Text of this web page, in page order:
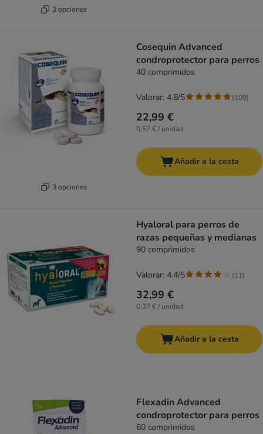
3 opciones
3 opciones
Cosequin Advanced
condroprotector para perros
40 comprimidos
22,99 €
0,57 € / unidad
Valorar: 4.6/5 (109)
Añadir a la cesta
Hyaloral para perros de
razas pequeñas y medianas
90 comprimidos
32,99 €
0,37 € / unidad
Valorar: 4.4/5 (11)
Añadir a la cesta
Flexadin Advanced
condroprotector para perros
60 comprimidos